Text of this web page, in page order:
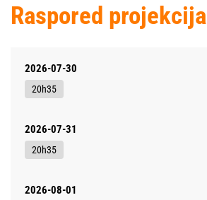
Raspored projekcija
2026-07-30
20h35
2026-07-31
20h35
2026-08-01